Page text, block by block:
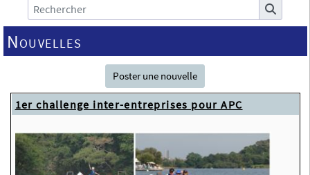
Nouvelles
Poster une nouvelle
1er challenge inter-entreprises pour APC